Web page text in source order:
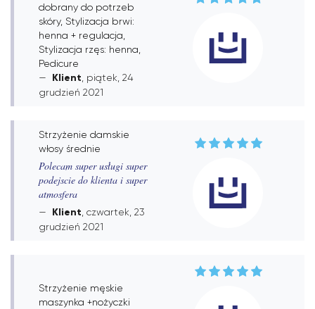
dobrany do potrzeb
skóry, Stylizacja brwi:
henna + regulacja,
Stylizacja rzęs: henna,
Pedicure
Klient , piątek, 24
grudzień 2021
Strzyżenie damskie
włosy średnie
Polecam super usługi super
podejscie do klienta i super
atmosfera
Klient , czwartek, 23
grudzień 2021
Strzyżenie męskie
maszynka +nożyczki